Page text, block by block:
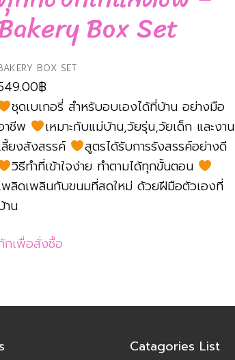
Box Set
BOX SET
฿
ชุดเบเกอรี่ สำหรับอบเองได้ที่บ้าน อย่างมือ
าชีพ
เหมาะกับแม่บ้าน,วัยรุ่น,วัยเด็ก และงาน
ลี้ยงสังสรรค์
สูตรได้รับการรังสรรค์อย่างดี
วิธีทำที่เข้าใจง่าย ทำตามได้ทุกขั้นตอน
พลิดเพลินกับขนมที่สดใหม่ ด้วยฝีมือตัวเองที่
าน
กเพื่อสั่งซื้อ
Catagories List